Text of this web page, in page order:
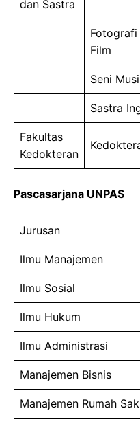
dan Sastra
Fotografi
Film
Seni
Sastra
Fakultas
Kedokteran
Pascasarjana UNPAS
Jurusan
Ilmu Manajemen
Ilmu Sosial
Ilmu Hukum
Ilmu Administrasi
Manajemen Bisnis
Manajemen Rumah